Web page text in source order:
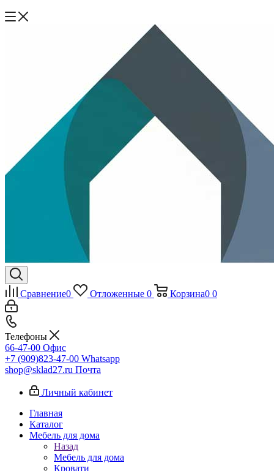
Сравнение0 Отложенные 0 Корзина0 0
Телефоны
66-47-00 Офис
+7 (909)823-47-00 Whatsapp
shop@sklad27.ru Почта
Личный кабинет
Главная
Каталог
Мебель для дома
Назад
Мебель для дома
Кровати